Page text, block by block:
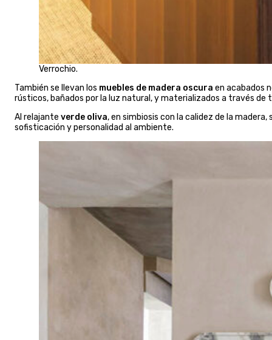
Verrochio.
También se llevan los muebles de madera oscura en acabados
rústicos, bañados por la luz natural, y materializados a través de
Al relajante verde oliva, en simbiosis con la calidez de la
sofisticación y personalidad al ambiente.